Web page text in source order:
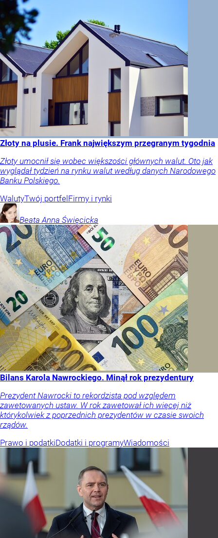
Złoty na plusie. Frank największym przegranym tygodnia
Złoty umocnił się wobec większości głównych walut. Oto jak
wyglądał tydzień na rynku walut według danych Narodowego
Banku Polskiego.
WalutyTwój portfel Firmy i rynki
Beata Anna Święcicka
Bilans Karola Nawrockiego. Minął rok prezydentury
Prezydent Nawrocki to rekordzista pod względem
zawetowanych ustaw. W rok zawetował ich więcej niż
którykolwiek z poprzednich prezydentów w czasie swoich
rządów.
Prawo i podatkiDodatki i programyWiadomości